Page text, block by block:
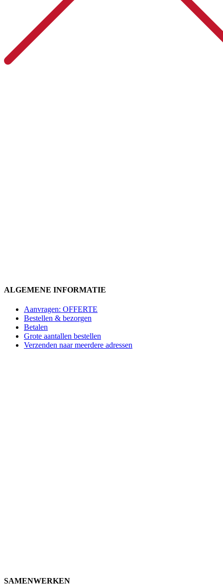
ALGEMENE INFORMATIE
Aanvragen: OFFERTE
Bestellen & bezorgen
Betalen
Grote aantallen bestellen
Verzenden naar meerdere adressen
SAMENWERKEN